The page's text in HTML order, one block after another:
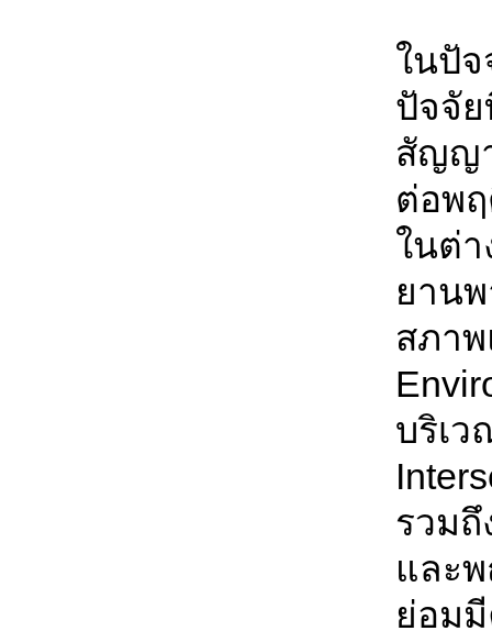
ในปัจ
ปัจจั
สัญญ
ต่อพ
ในต่
ยาน
สภา
บริเว
รวม
และ
ย่อม